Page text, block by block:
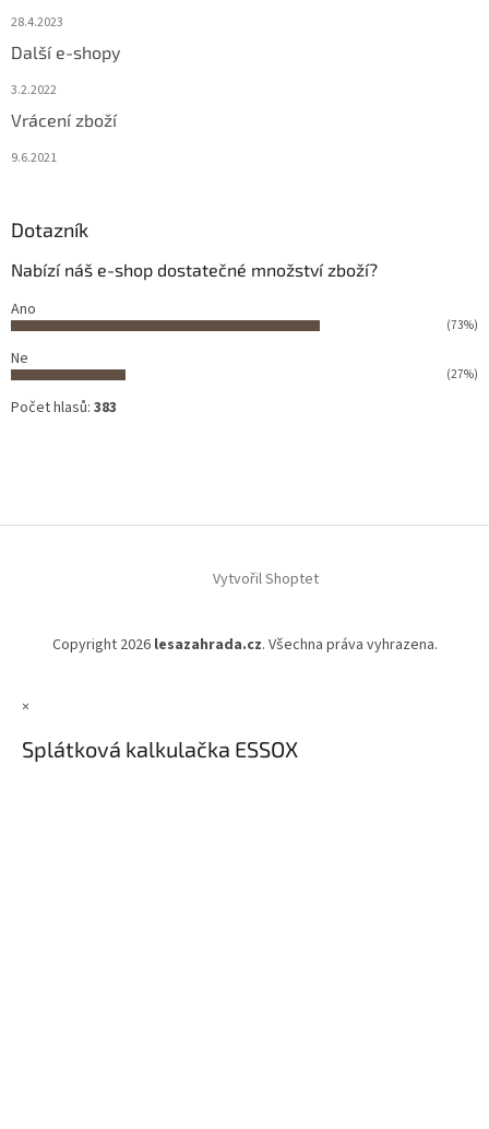
28.4.2023
Další e-shopy
3.2.2022
Vrácení zboží
9.6.2021
Dotazník
Nabízí náš e-shop dostatečné množství zboží?
Ano
(73%)
Ne
(27%)
Počet hlasů: 383
Vytvořil Shoptet
Copyright 2026 lesazahrada.cz. Všechna práva vyhrazena.
×
Splátková kalkulačka ESSOX